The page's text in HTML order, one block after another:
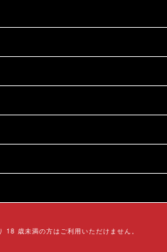
18 歳未満の方はご利用いただけません。